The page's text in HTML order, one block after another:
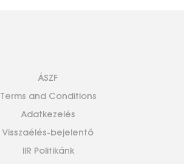
ÁSZF
Terms and Conditions
Adatkezelés
Visszaélés-bejelentő
IIR Politikánk